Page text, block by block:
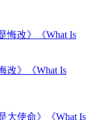
改》《What Is